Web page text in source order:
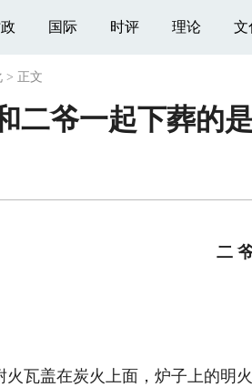
国际 时评 理论 文
> 正文
二爷一起下葬的
二
盖在炭火上面，炉子上的明